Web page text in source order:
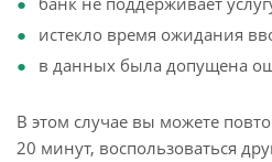
истекло время ожидания
в данных была допущена
В этом случае вы можете
20 минут, воспользоваться